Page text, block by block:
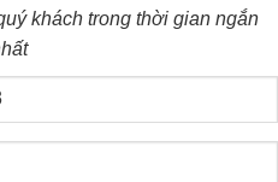
khách trong thời gian ngắn